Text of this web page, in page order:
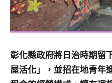
彰化縣政府將日治時期留
屋活化」，並招在地青年